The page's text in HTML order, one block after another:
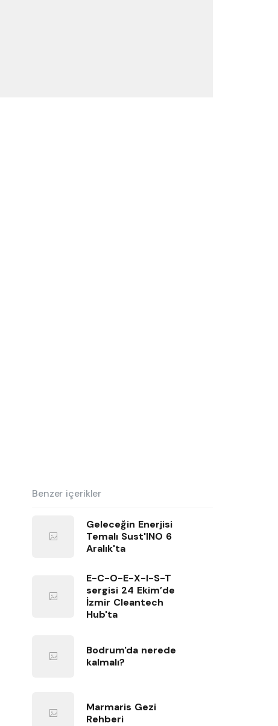
Benzer içerikler
Geleceğin Enerjisi
Temalı Sust'INO 6
Aralık'ta
E-C-O-E-X-I-S-T
sergisi 24 Ekim’de
İzmir Cleantech
Hub'ta
Bodrum'da nerede
kalmalı?
Marmaris Gezi
Rehberi